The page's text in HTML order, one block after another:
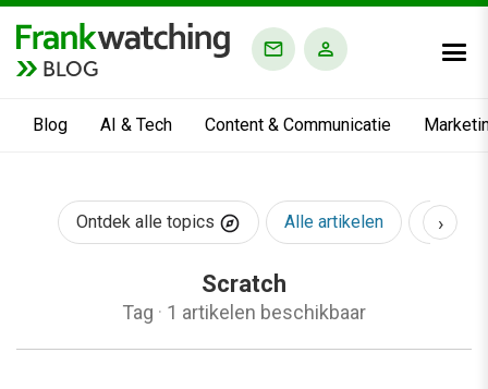
BLOG
Blog AI & Tech Content & Communicatie
Ontdek alle topics Alle artikelen AI &
›
Scratch
Tag · 1 artikelen beschikbaar